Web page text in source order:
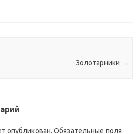
Золотарники →
опубликован. Обязательные поля